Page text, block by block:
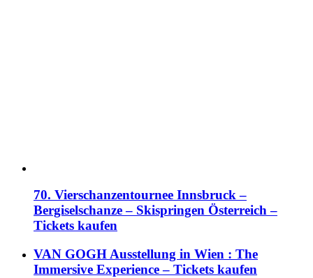
70. Vierschanzentournee Innsbruck –
Bergiselschanze – Skispringen Österreich –
Tickets kaufen
VAN GOGH Ausstellung in Wien : The
Immersive Experience – Tickets kaufen